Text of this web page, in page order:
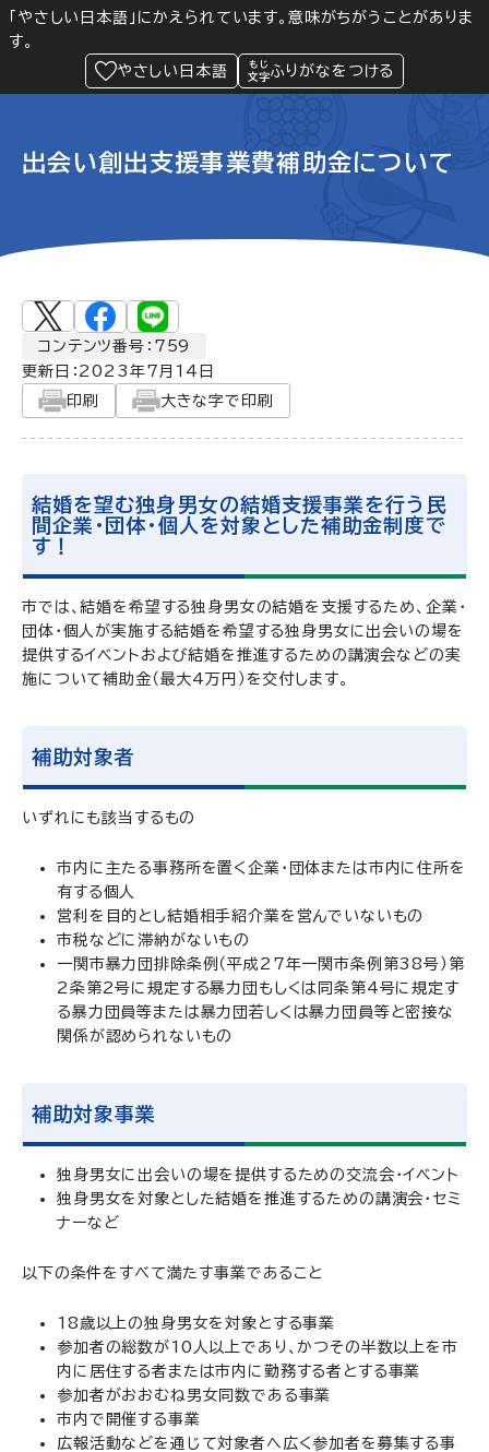
「やさしい日本語」にかえられています。意味がちがうことがありま
す。
やさしい日本語
ふりがなをつける
Language 閲覧支援
緊急情報
出会い創出支援事業費補助金について
コンテンツ番号：759
更新日： 2023年7月14日
印刷
大きな字で印刷
結婚を望む独身男女の結婚支援事業を行う民
間企業・団体・個人を対象とした補助金制度で
す！
市では、結婚を希望する独身男女の結婚を支援するため、企業・
団体・個人が実施する結婚を希望する独身男女に出会いの場を
提供するイベントおよび結婚を推進するための講演会などの実
施について補助金（最大4万円）を交付します。
補助対象者
いずれにも該当するもの
市内に主たる事務所を置く企業・団体または市内に住所を
有する個人
営利を目的とし結婚相手紹介業を営んでいないもの
市税などに滞納がないもの
一関市暴力団排除条例（平成27年一関市条例第38号）第
2条第2号に規定する暴力団もしくは同条第4号に規定す
る暴力団員等または暴力団若しくは暴力団員等と密接な
関係が認められないもの
補助対象事業
独身男女に出会いの場を提供するための交流会・イベント
独身男女を対象とした結婚を推進するための講演会・セミ
ナーなど
以下の条件をすべて満たす事業であること
18歳以上の独身男女を対象とする事業
参加者の総数が10人以上であり、かつその半数以上を市
内に居住する者または市内に勤務する者とする事業
参加者がおおむね男女同数である事業
市内で開催する事業
広報活動などを通じて対象者へ広く参加者を募集する事